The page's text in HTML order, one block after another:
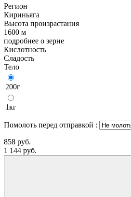
Регион
Кириньяга
Высота произрастания
1600 м
подробнее о зерне
Кислотность
Сладость
Тело
200г
1кг
Помолоть перед отправкой :
858 руб.
1 144 руб.